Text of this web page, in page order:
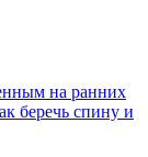
на ранних
беречь спину и